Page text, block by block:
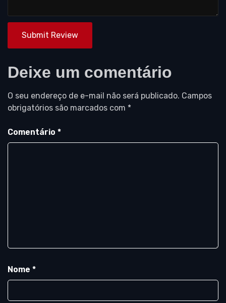
Submit Review
Deixe um comentário
O seu endereço de e-mail não será publicado. Campos
obrigatórios são marcados com *
Comentário *
Nome *